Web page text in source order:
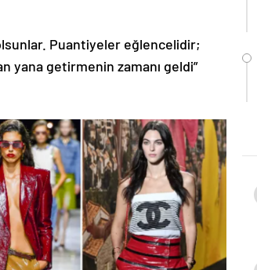
Puantiyeler eğlencelidir;
yana getirmenin zamanı geldi”